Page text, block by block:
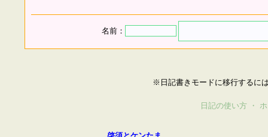
名前：
※日記書きモードに移行するに
日記の使い方 ・